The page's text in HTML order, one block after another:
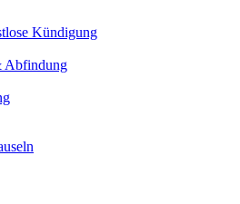
Kündigung
Abfindung